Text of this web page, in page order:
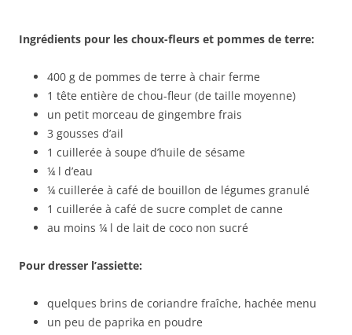
Ingrédients pour les choux-fleurs et pommes de terre:
400 g de pommes de terre à chair ferme
1 tête entière de chou-fleur (de taille moyenne)
un petit morceau de gingembre frais
3 gousses d’ail
1 cuillerée à soupe d’huile de sésame
¼ l d’eau
¼ cuillerée à café de bouillon de légumes granulé
1 cuillerée à café de sucre complet de canne
au moins ¼ l de lait de coco non sucré
Pour dresser l’assiette:
quelques brins de coriandre fraîche, hachée menu
un peu de paprika en poudre